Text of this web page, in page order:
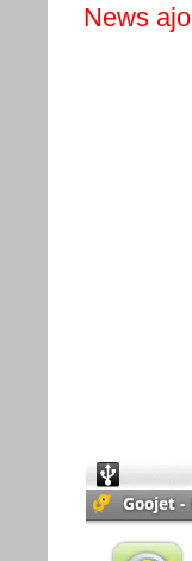
News